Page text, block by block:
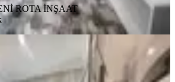
ROTA İNŞAAT
Rota'dan Üniversite Civarı
2+0 Kiralık Daire